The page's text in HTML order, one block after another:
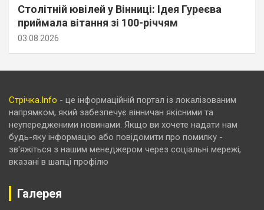
Столітній ювілей у Вінниці: Ідея Гуреєва
приймала вітання зі 100-річчям
03.08.2026
Стрічка.Info - це інформаційній портал із локалізованим
напрямком, який забезпечує вінничан якісними та
неупередженими новинами. Якщо ви хочете надати нам
будь-яку інформацію або повідомити про помилку -
зв'яжіться з нашим менеджером через соціальні мережі,
вказані в шапці профілю
Галерея